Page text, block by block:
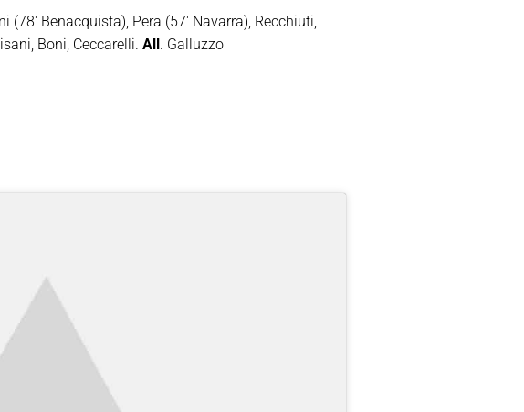
Benacquista), Pera (57′ Navarra), Recchiuti,
Boni, Ceccarelli. All. Galluzzo